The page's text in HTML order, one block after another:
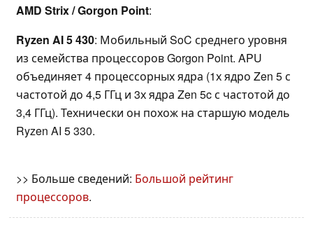
AMD Strix / Gorgon Point:
Ryzen AI 5 430: Мобильный SoC среднего уровня
из семейства процессоров Gorgon Point. APU
объединяет 4 процессорных ядра (1х ядро Zen 5 с
частотой до 4,5 ГГц и 3х ядра Zen 5c с частотой до
3,4 ГГц). Технически он похож на старшую модель
Ryzen AI 5 330.
>> Больше сведений: Большой рейтинг
процессоров.